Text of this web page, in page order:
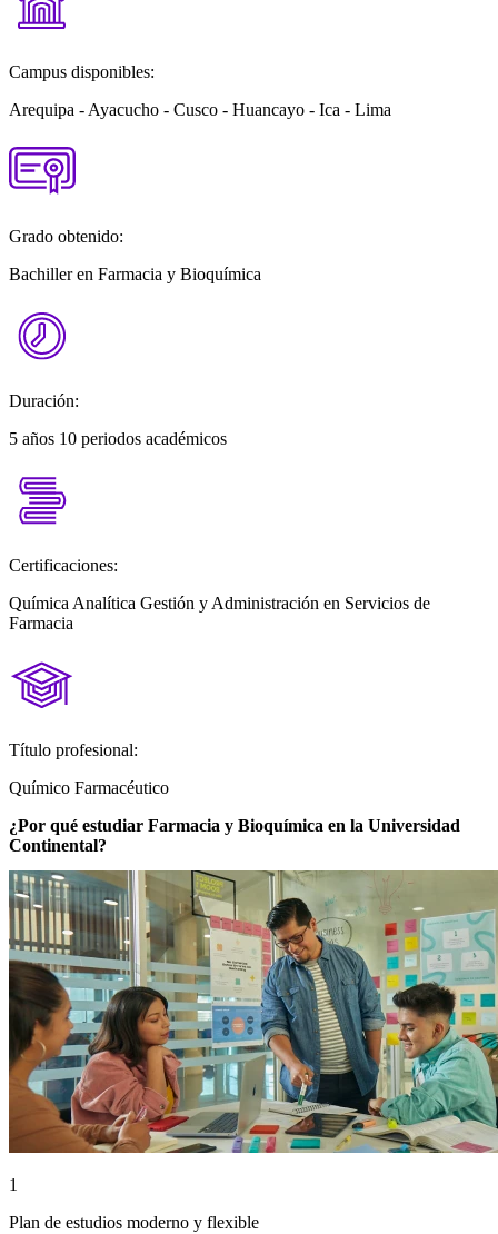
Campus disponibles:
Arequipa - Ayacucho - Cusco - Huancayo - Ica - Lima
Grado obtenido:
Bachiller en Farmacia y Bioquímica
Duración:
5 años 10 periodos académicos
Certificaciones:
Química Analítica Gestión y Administración en Servicios de
Farmacia
Título profesional:
Químico Farmacéutico
¿Por qué estudiar Farmacia y Bioquímica en la Universidad
Continental?
1
Plan de estudios moderno y flexible